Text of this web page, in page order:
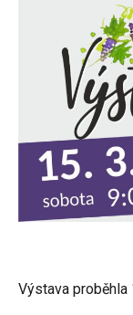
Výstava proběhla